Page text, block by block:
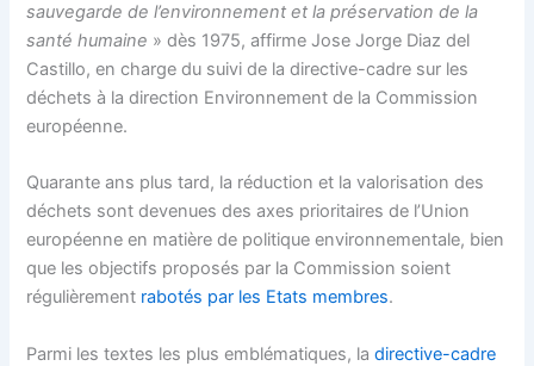
sauvegarde de l’environnement et la préservation de la
santé humaine » dès 1975, affirme Jose Jorge Diaz del
Castillo, en charge du suivi de la directive-cadre sur les
déchets à la direction Environnement de la Commission
européenne.
Quarante ans plus tard, la réduction et la valorisation des
déchets sont devenues des axes prioritaires de l’Union
européenne en matière de politique environnementale, bien
que les objectifs proposés par la Commission soient
régulièrement rabotés par les Etats membres.
Parmi les textes les plus emblématiques, ladirective-cadre